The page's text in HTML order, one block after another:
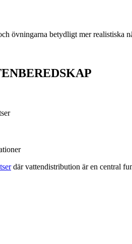
övningarna betydligt mer realistiska
där vattendistribution är en central